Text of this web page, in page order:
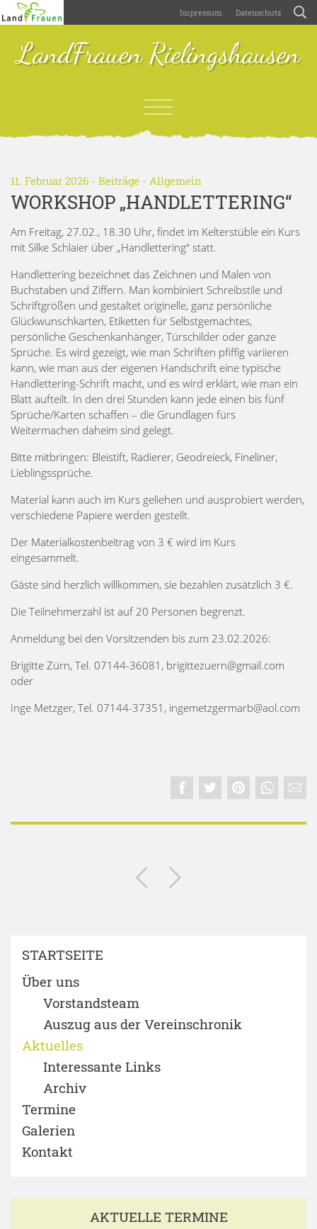
Impressum Datenschutz
LandFrauen Rielingshausen
11. Februar 2026 - Beiträge - Allgemein
WORKSHOP „HANDLETTERING“
Am Freitag, 27.02., 18.30 Uhr, findet im Kelterstüble ein Kurs
mit Silke Schlaier über „Handlettering“ statt.
Handlettering bezeichnet das Zeichnen und Malen von
Buchstaben und Ziffern. Man kombiniert Schreibstile und
Schriftgrößen und gestaltet originelle, ganz persönliche
Glückwunschkarten, Etiketten für Selbstgemachtes,
persönliche Geschenkanhänger, Türschilder oder ganze
Sprüche. Es wird gezeigt, wie man Schriften pfiffig variieren
kann, wie man aus der eigenen Handschrift eine typische
Handlettering-Schrift macht, und es wird erklärt, wie man ein
Blatt aufteilt. In den drei Stunden kann jede einen bis fünf
Sprüche/Karten schaffen – die Grundlagen fürs
Weitermachen daheim sind gelegt.
Bitte mitbringen: Bleistift, Radierer, Geodreieck, Fineliner,
Lieblingssprüche.
Material kann auch im Kurs geliehen und ausprobiert werden,
verschiedene Papiere werden gestellt.
Der Materialkostenbeitrag von 3 € wird im Kurs
eingesammelt.
Gäste sind herzlich willkommen, sie bezahlen zusätzlich 3 €.
Die Teilnehmerzahl ist auf 20 Personen begrenzt.
Anmeldung bei den Vorsitzenden bis zum 23.02.2026:
Brigitte Zürn, Tel. 07144-36081, brigittezuern@gmail.com
oder
Inge Metzger, Tel. 07144-37351, ingemetzgermarb@aol.com
STARTSEITE
Über uns
Vorstandsteam
Auszug aus der Vereinschronik
Aktuelles
Interessante Links
Archiv
Termine
Galerien
Kontakt
AKTUELLE TERMINE